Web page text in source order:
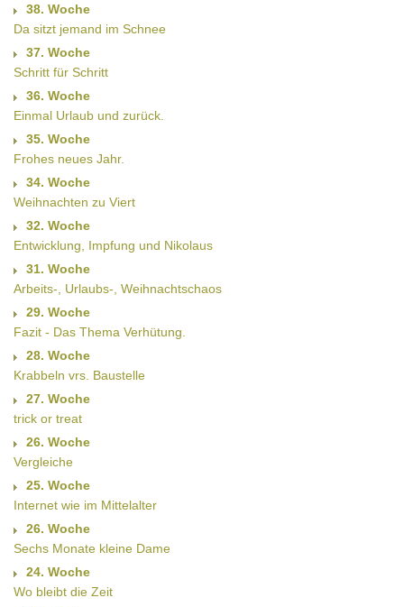
38. Woche
Da sitzt jemand im Schnee
37. Woche
Schritt für Schritt
36. Woche
Einmal Urlaub und zurück.
35. Woche
Frohes neues Jahr.
34. Woche
Weihnachten zu Viert
32. Woche
Entwicklung, Impfung und Nikolaus
31. Woche
Arbeits-, Urlaubs-, Weihnachtschaos
29. Woche
Fazit - Das Thema Verhütung.
28. Woche
Krabbeln vrs. Baustelle
27. Woche
trick or treat
26. Woche
Vergleiche
25. Woche
Internet wie im Mittelalter
26. Woche
Sechs Monate kleine Dame
24. Woche
Wo bleibt die Zeit